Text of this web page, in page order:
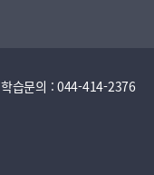
습문의 : 044-414-2376